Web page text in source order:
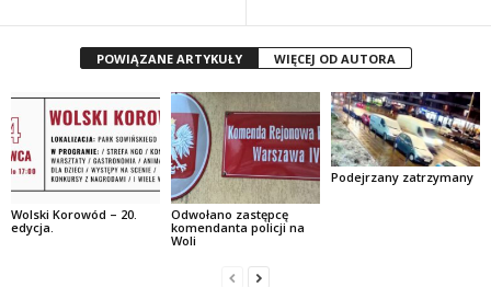
POWIĄZANE ARTYKUŁY WIĘCEJ OD AUTORA
Wolski Korowód – 20.
edycja.
Odwołano zastępcę
komendanta policji na
Woli
Podejrzany zatrzymany